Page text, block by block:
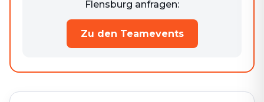
Flensburg anfragen:
Zu den Teamevents